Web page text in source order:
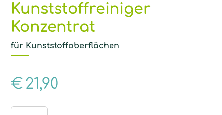
Kunststoffreiniger
Konzentrat
für Kunststoffoberflächen
€ 21,90